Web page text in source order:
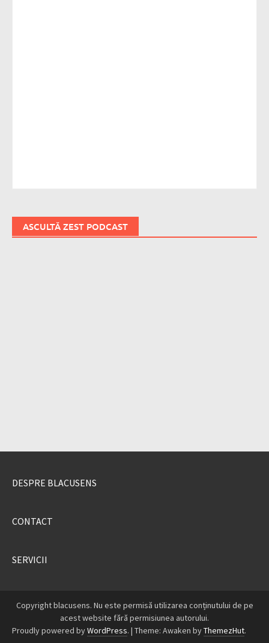
ASCULTĂ ZEST PODCAST
DESPRE BLACUSENS
CONTACT
SERVICII
Copyright blacusens. Nu este permisă utilizarea conținutului de pe
acest website fără permisiunea autorului.
Proudly powered byWordPress. | Theme: Awaken byThemezHut.